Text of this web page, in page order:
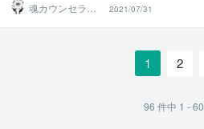
魂カウンセラー
✨ あきほ（aki
ho）
2021/07/31
1 2
96 件中 1 - 60